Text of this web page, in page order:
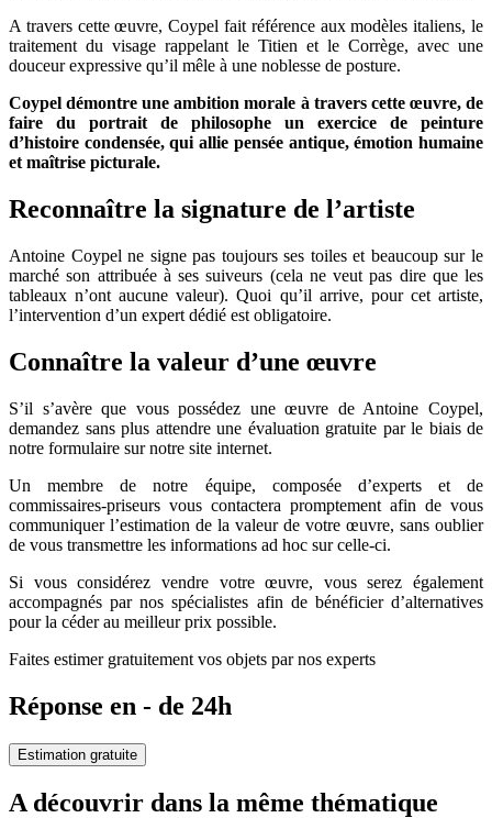
A travers cette œuvre, Coypel fait référence aux modèles italiens, le
traitement du visage rappelant le Titien et le Corrège, avec une
douceur expressive qu’il mêle à une noblesse de posture.
Coypel démontre une ambition morale à travers cette œuvre, de
faire du portrait de philosophe un exercice de peinture
d’histoire condensée, qui allie pensée antique, émotion humaine
et maîtrise picturale.
Reconnaître la signature de l’artiste
Antoine Coypel ne signe pas toujours ses toiles et beaucoup sur le
marché son attribuée à ses suiveurs (cela ne veut pas dire que les
tableaux n’ont aucune valeur). Quoi qu’il arrive, pour cet artiste,
l’intervention d’un expert dédié est obligatoire.
Connaître la valeur d’une œuvre
S’il s’avère que vous possédez une œuvre de Antoine Coypel,
demandez sans plus attendre une évaluation gratuite par le biais de
notre formulaire sur notre site internet.
Un membre de notre équipe, composée d’experts et de
commissaires-priseurs vous contactera promptement afin de vous
communiquer l’estimation de la valeur de votre œuvre, sans oublier
de vous transmettre les informations ad hoc sur celle-ci.
Si vous considérez vendre votre œuvre, vous serez également
accompagnés par nos spécialistes afin de bénéficier d’alternatives
pour la céder au meilleur prix possible.
Faites estimer gratuitement vos objets par nos experts
Réponse en - de 24h
Estimation gratuite
A découvrir dans la même thématique